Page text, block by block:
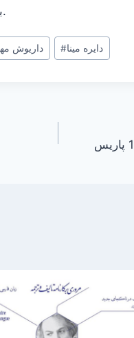
مراجعه کنید.
داریوش #دایره مینا